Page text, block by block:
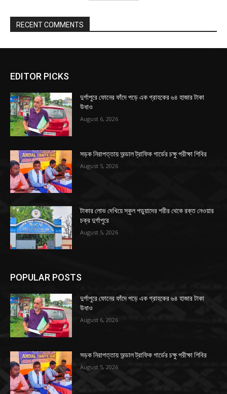
RECENT COMMENTS
EDITOR PICKS
দুর্গাপুরে ফোনের ফাঁদে পড়ে এক গ্রাহকের ৬৪ হাজার টাকা
উধাও
August 6, 2026
সড়ক নিরাপত্তায় অন্ডাল ট্রাফিক গার্ডের চক্ষু পরীক্ষা শিবির
August 5, 2026
টাকার লোভ দেখিয়ে স্কুল পড়ুয়াদের শরীর থেকে রক্ত নেওয়ার
চক্র দুর্গাপুরে
August 5, 2026
POPULAR POSTS
দুর্গাপুরে ফোনের ফাঁদে পড়ে এক গ্রাহকের ৬৪ হাজার টাকা
উধাও
August 6, 2026
সড়ক নিরাপত্তায় অন্ডাল ট্রাফিক গার্ডের চক্ষু পরীক্ষা শিবির
August 5, 2026